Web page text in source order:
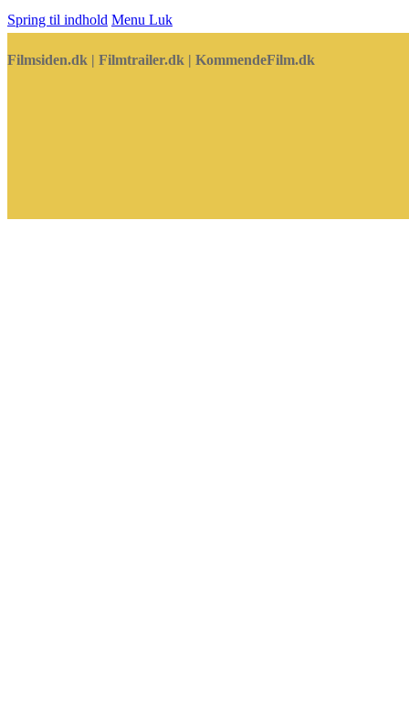
Spring til indhold Menu Luk
Filmsiden.dk | Filmtrailer.dk | KommendeFilm.dk